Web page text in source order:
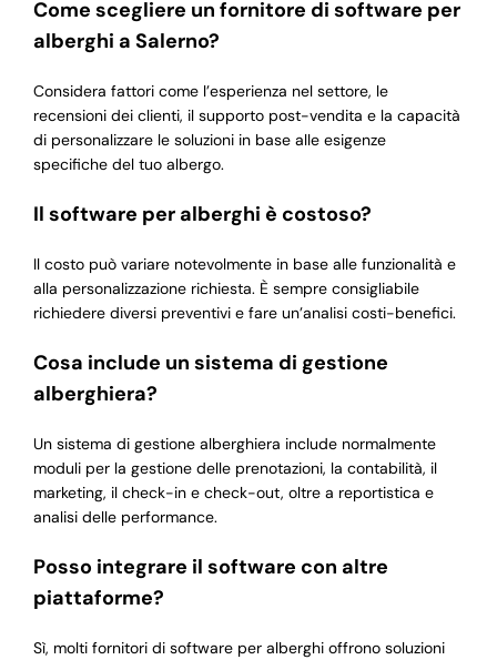
Come scegliere un fornitore di software per
alberghi a Salerno?
Considera fattori come l’esperienza nel settore, le
recensioni dei clienti, il supporto post-vendita e la capacità
di personalizzare le soluzioni in base alle esigenze
specifiche del tuo albergo.
Il software per alberghi è costoso?
Il costo può variare notevolmente in base alle funzionalità e
alla personalizzazione richiesta. È sempre consigliabile
richiedere diversi preventivi e fare un’analisi costi-benefici.
Cosa include un sistema di gestione
alberghiera?
Un sistema di gestione alberghiera include normalmente
moduli per la gestione delle prenotazioni, la contabilità, il
marketing, il check-in e check-out, oltre a reportistica e
analisi delle performance.
Posso integrare il software con altre
piattaforme?
Sì, molti fornitori di software per alberghi offrono soluzioni